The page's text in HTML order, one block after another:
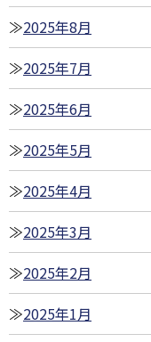
2025年8月
2025年7月
2025年6月
2025年5月
2025年4月
2025年3月
2025年2月
2025年1月